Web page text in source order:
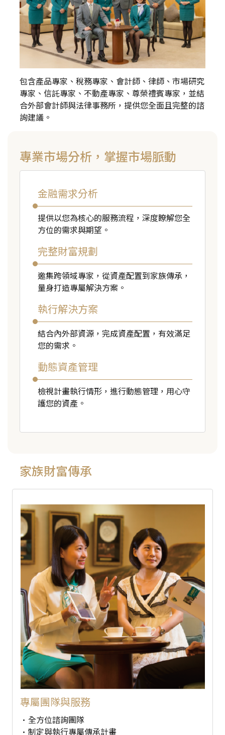
包含產品專家、稅務專家、會計師、律師、市場研究
專家、信託專家、不動產專家、尊榮禮賓專家，並結
合外部會計師與法律事務所，提供您全面且完整的諮
詢建議。
專業市場分析，掌握市場脈動
金融需求分析
提供以您為核心的服務流程，深度瞭解您全
方位的需求與期望。
完整財富規劃
邀集跨領域專家，從資產配置到家族傳承，
量身打造專屬解決方案。
執行解決方案
結合內外部資源，完成資產配置，有效滿足
您的需求。
動態資產管理
檢視計畫執行情形，進行動態管理，用心守
護您的資產。
家族財富傳承
專屬團隊與服務
全方位諮詢團隊
制定與執行專屬傳承計畫